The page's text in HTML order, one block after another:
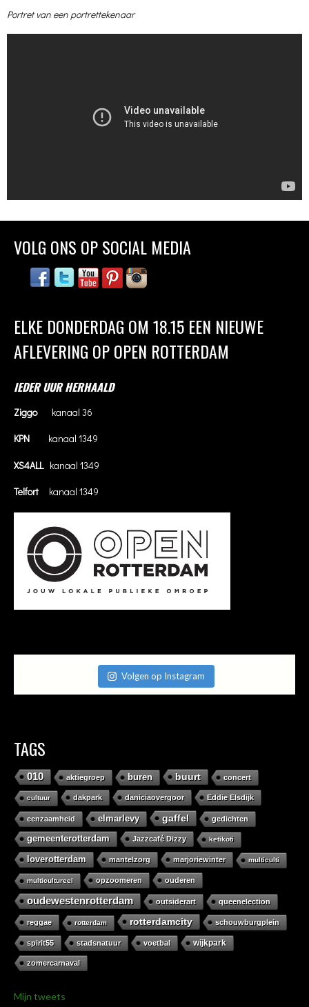
Portret van een portrettekenaar
VOLG ONS OP SOCIAL MEDIA
ELKE DONDERDAG OM 18.15 EEN NIEUWE
AFLEVERING OP OPEN ROTTERDAM
IEDER UUR HERHAALD
Ziggokanaal 36
KPN kanaal 1349
XS4ALLkanaal 1349
Telfort kanaal 1349
Volgen op Instagram
TAGS
010 aktiegroep buren buurt concert
cultuur dakpark daniciaovergoor Eddie Elsdijk
eenzaamheid elmarlevy gaffel gedichten
gemeenterotterdam Jazzcafé Dizzy ketikoti
loverotterdam mantelzorg marjoriewinter multiculti
multicultureel opzoomeren ouderen
oudewestenrotterdam outsiderart queenelection
reggae rotterdam rotterdamcity schouwburgplein
spirit55 stadsnatuur voetbal wijkpark
zomercarnaval
Mijn tweets